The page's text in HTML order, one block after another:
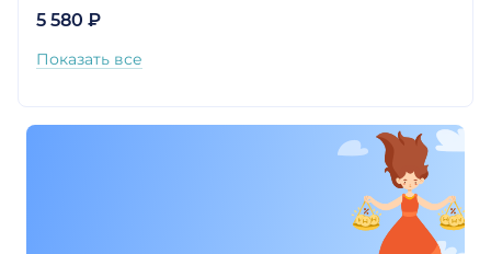
5 580 ₽
Показать все